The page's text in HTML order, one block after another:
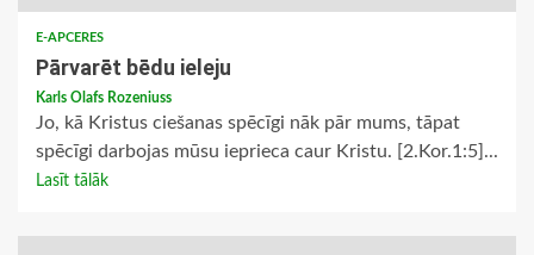
E-APCERES
Pārvarēt bēdu ieleju
Karls Olafs Rozeniuss
Jo, kā Kristus ciešanas spēcīgi nāk pār mums, tāpat
spēcīgi darbojas mūsu ieprieca caur Kristu. [2.Kor.1:5]...
Lasīt tālāk